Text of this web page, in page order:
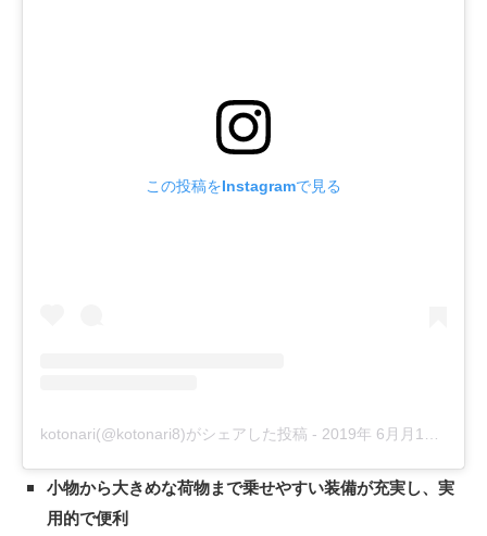
この投稿をInstagramで見る
kotonari(@kotonari8)がシェアした投稿 - 2019年 6月月16日午後11時53分PDT
小物から大きめな荷物まで乗せやすい装備が充実し、実
用的で便利